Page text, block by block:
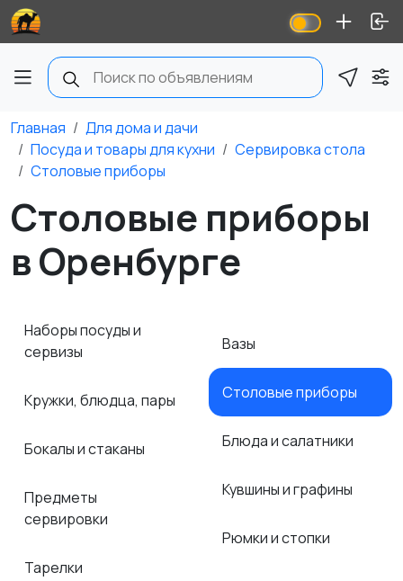
Главная
Для дома и дачи
Посуда и товары для кухни
Сервировка стола
Столовые приборы
Столовые приборы
в Оренбурге
Наборы посуды и
сервизы
Кружки, блюдца, пары
Бокалы и стаканы
Предметы
сервировки
Тарелки
Вазы
Столовые приборы
Блюда и салатники
Кувшины и графины
Рюмки и стопки